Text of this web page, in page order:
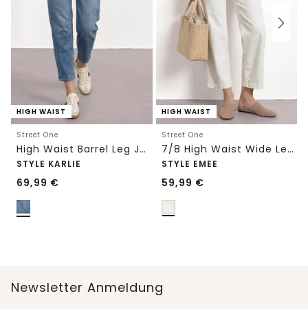
HIGH WAIST
Street One
High Waist Barrel Leg Jeans im Loose Fit
STYLE KARLIE
69,99 €
HIGH WAIST
Street One
7/8 High Waist Wide Leg Jeans im Loose Fit
STYLE EMEE
59,99 €
Newsletter Anmeldung